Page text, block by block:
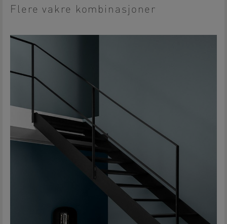
Flere vakre kombinasjoner